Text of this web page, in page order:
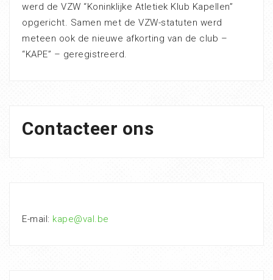
werd de VZW “Koninklijke Atletiek Klub Kapellen”
opgericht. Samen met de VZW-statuten werd
meteen ook de nieuwe afkorting van de club –
“KAPE” – geregistreerd.
Contacteer ons
E-mail: kape@val.be